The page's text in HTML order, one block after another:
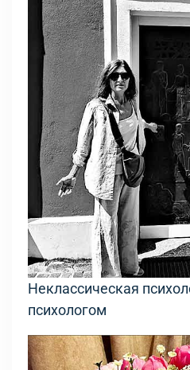
Неклассическая
психологом